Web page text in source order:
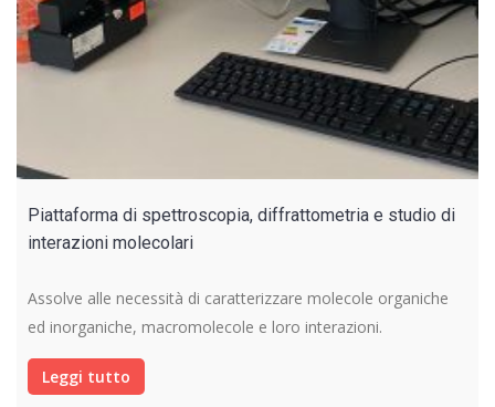
Piattaforma di spettroscopia, diffrattometria e studio di
interazioni molecolari
Assolve alle necessità di caratterizzare molecole organiche
ed inorganiche, macromolecole e loro interazioni.
Leggi tutto